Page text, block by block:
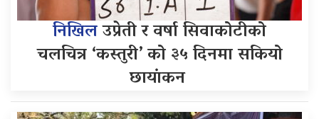
निखिलउप्रेती र वर्षा सिवाकोटीको
चलचित्र ‘कस्तुरी’ को ३५ दिनमा सकियो
छायांकन